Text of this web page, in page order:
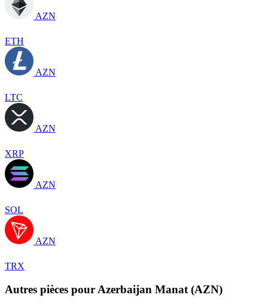
AZN
ETH
AZN
LTC
AZN
XRP
AZN
SOL
AZN
TRX
Autres pièces pour Azerbaijan Manat (AZN)